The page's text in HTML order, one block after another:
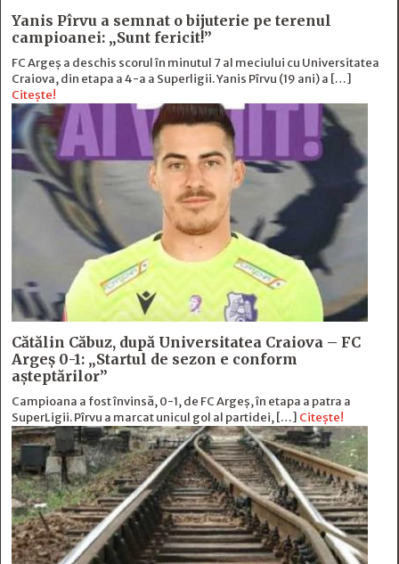
Yanis Pîrvu a semnat o bijuterie pe terenul
campioanei: „Sunt fericit!”
FC Argeș a deschis scorul în minutul 7 al meciului cu Universitatea
Craiova, din etapa a 4-a a Superligii. Yanis Pîrvu (19 ani) a […]
Citește!
Cătălin Căbuz, după Universitatea Craiova – FC
Argeș 0-1: „Startul de sezon e conform
așteptărilor”
Campioana a fost învinsă, 0-1, de FC Argeș, în etapa a patra a
SuperLigii. Pîrvu a marcat unicul gol al partidei, […] Citește!